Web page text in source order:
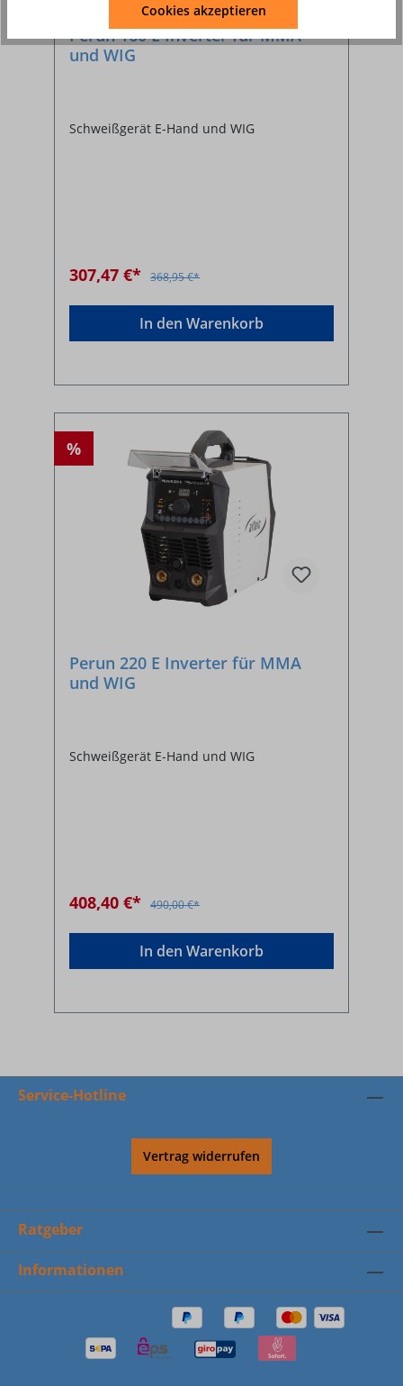
Perun 160 E Inverter für MMA
und WIG
Schweißgerät E-Hand und WIG
307,47 €* 368,95 €*
In den Warenkorb
%
Perun 220 E Inverter für MMA
und WIG
Schweißgerät E-Hand und WIG
408,40 €* 490,00 €*
In den Warenkorb
Service-Hotline
Vertrag widerrufen
Ratgeber
Informationen
Cookies akzeptieren